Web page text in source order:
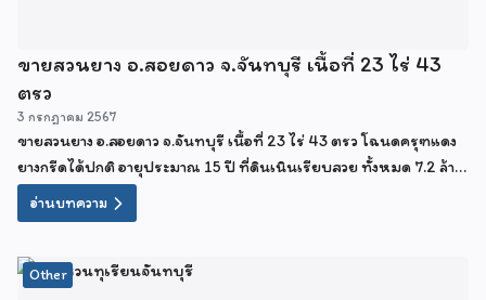
ขายสวนยาง อ.สอยดาว จ.จันทบุรี เนื้อที่ 23 ไร่ 43
ตรว
3 กรกฎาคม 2567
ขายสวนยาง อ.สอยดาว จ.จันทบุรี เนื้อที่ 23 ไร่ 43 ตรว โฉนดครุฑแดง
ยางกรีดได้ปกติ อายุประมาณ 15 ปี ที่ดินเนินเรียบสวย ทั้งหมด 7.2 ล้าน
บาทอ่านบทความ
Other